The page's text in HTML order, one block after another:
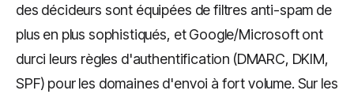
des décideurs sont équipées de filtres anti-spam de
plus en plus sophistiqués, et Google/Microsoft ont
durci leurs règles d'authentification (DMARC, DKIM,
SPF) pour les domaines d'envoi à fort volume. Sur les